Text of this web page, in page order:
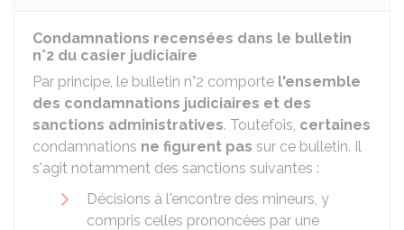
Condamnations recensées dans le bulletin
n°2 du casier judiciaire
Par principe, le bulletin n°2 comporte l'ensemble
des condamnations judiciaires et des
sanctions administratives. Toutefois, certaines
condamnations ne figurent pas sur ce bulletin. Il
s'agit notamment des sanctions suivantes :
Décisions à l'encontre des mineurs, y
compris celles prononcées par une